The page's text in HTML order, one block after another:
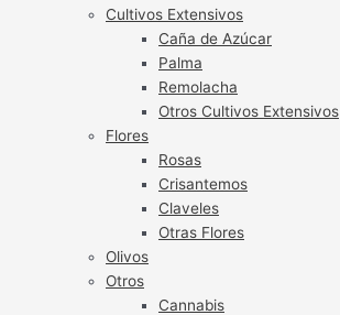
Cultivos Extensivos
Caña de Azúcar
Palma
Remolacha
Otros Cultivos Extensivos
Flores
Rosas
Crisantemos
Claveles
Otras Flores
Olivos
Otros
Cannabis